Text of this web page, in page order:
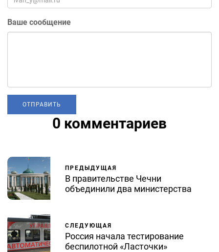
Ваше сообщение
0 комментариев
ПРЕДЫДУЩАЯ
В правительстве Чечни
объединили два министерства
СЛЕДУЮЩАЯ
Россия начала тестирование
беспилотной «Ласточки»